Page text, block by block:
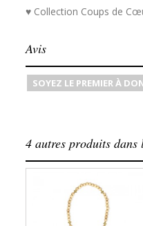
♥ Collection Coups de
Avis
SOYEZ LE PREMIER À
4 autres produits dans